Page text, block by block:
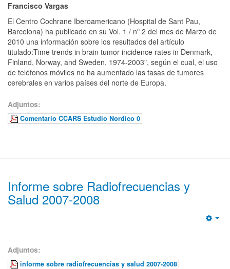
Francisco Vargas
El Centro Cochrane Iberoamericano (Hospital de Sant Pau,
Barcelona) ha publicado en su Vol. 1 / nº 2 del mes de Marzo de
2010 una información sobre los resultados del artículo
titulado:Time trends in brain tumor incidence rates in Denmark,
Finland, Norway, and Sweden, 1974-2003", según el cual, el uso
de teléfonos móviles no ha aumentado las tasas de tumores
cerebrales en varios países del norte de Europa.
Adjuntos:
Comentario CCARS Estudio Nordico 0
Informe sobre Radiofrecuencias y
Salud 2007-2008
Adjuntos:
informe sobre radiofrecuencias y salud 2007-2008